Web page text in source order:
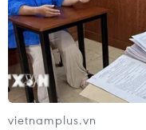
Sở hữu trí tuệ
RSS
Ngôn ngữ
vietnamplus.vn